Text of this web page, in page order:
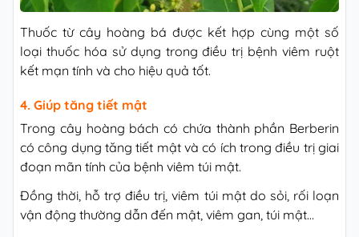
Thuốc từ cây hoàng bá được kết hợp cùng một số
loại thuốc hóa sử dụng trong điều trị bệnh viêm ruột
kết mạn tính và cho hiệu quả tốt.
4. Giúp tăng tiết mật
Trong cây hoàng bách có chứa thành phần Berberin
có công dụng tăng tiết mật và có ích trong điều trị giai
đoạn mãn tính của bệnh viêm túi mật.
Đồng thời, hỗ trợ điều trị, viêm túi mật do sỏi, rối loạn
vận động thường dẫn đến mật, viêm gan, túi mật…